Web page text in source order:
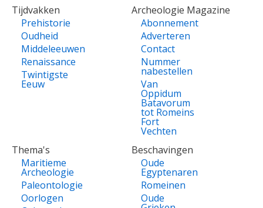
Tijdvakken
Prehistorie
Oudheid
Middeleeuwen
Renaissance
Twintigste
Eeuw
Archeologie Magazine
Abonnement
Adverteren
Contact
Nummer
nabestellen
Van
Oppidum
Batavorum
tot Romeins
Fort
Vechten
Thema's
Maritieme
Archeologie
Paleontologie
Oorlogen
Beschavingen
Oude
Egyptenaren
Romeinen
Oude